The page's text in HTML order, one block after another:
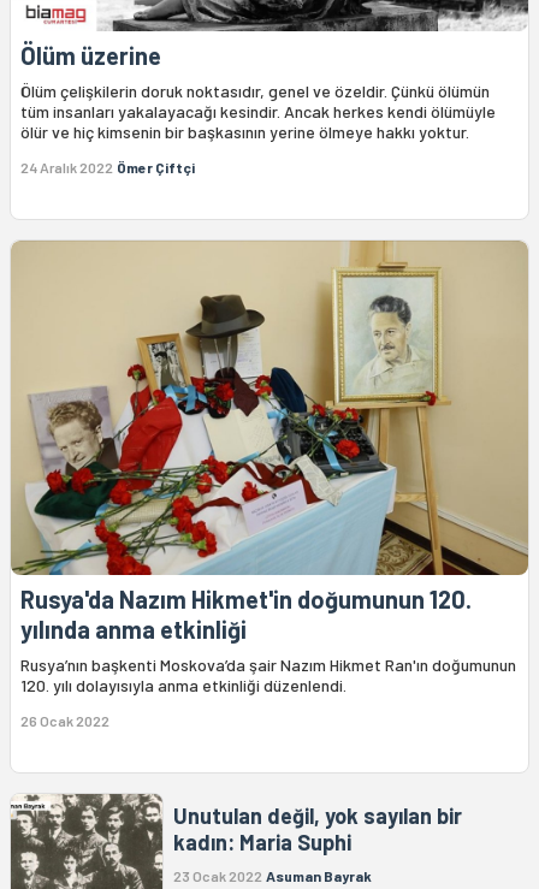
Ölüm üzerine
Ölüm çelişkilerin doruk noktasıdır, genel ve özeldir. Çünkü ölümün
tüm insanları yakalayacağı kesindir. Ancak herkes kendi ölümüyle
ölür ve hiç kimsenin bir başkasının yerine ölmeye hakkı yoktur.
24 Aralık 2022 Ömer Çiftçi
Rusya'da Nazım Hikmet'in doğumunun 120.
yılında anma etkinliği
Rusya’nın başkenti Moskova’da şair Nazım Hikmet Ran'ın doğumunun
120. yılı dolayısıyla anma etkinliği düzenlendi.
26 Ocak 2022
Unutulan değil, yok sayılan bir
kadın: Maria Suphi
23 Ocak 2022 Asuman Bayrak